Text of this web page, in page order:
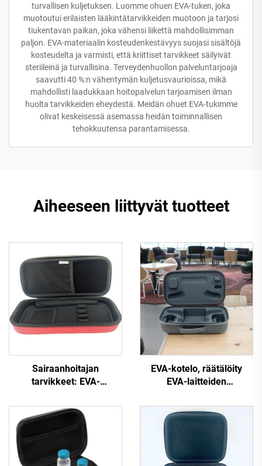
turvallisen kuljetuksen. Luomme ohuen EVA-tuken, joka
muotoutui erilaisten lääkintätarvikkeiden muotoon ja tarjosi
tiukentavan paikan, joka vähensi liikettä mahdollisimman
paljon. EVA-materiaalin kosteudenkestävyys suojasi sisältöjä
kosteudelta ja varmisti, että kriittiset tarvikkeet säilyivät
steriileinä ja turvallisina. Terveydenhuollon palveluntarjoaja
saavutti 40 %:n vähentymän kuljetusvaurioissa, mikä
mahdollisti laadukkaan hoitopalvelun tarjoamisen ilman
huolta tarvikkeiden eheydestä. Meidän ohuet EVA-tukimme
olivat keskeisessä asemassa heidän toiminnallisen
tehokkuutensa parantamisessa.
Aiheeseen liittyvät tuotteet
Sairaanhoitajan
tarvikkeet: EVA-
aikuisten
lääkintätarvikelaatikko,
punainen kuori,
pakkauslaatikko 3M
Littmann Classic III -
EVA-kotelo, räätälöity
EVA-laitteiden
vetoketju sulkeutuu
matkailua ja retkeilyä